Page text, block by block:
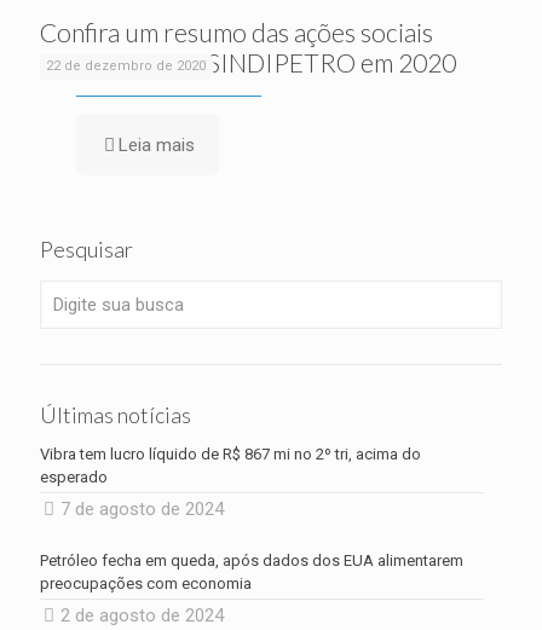
22 de dezembro de 2020
Confira um resumo das ações sociais
realizadas pelo SINDIPETRO em 2020
Leia mais
Pesquisar
Últimas notícias
Vibra tem lucro líquido de R$ 867 mi no 2º tri, acima do
esperado
7 de agosto de 2024
Petróleo fecha em queda, após dados dos EUA alimentarem
preocupações com economia
2 de agosto de 2024